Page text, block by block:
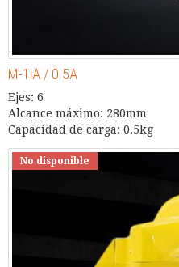
M-1iA / 0.5A
Ejes: 6
Alcance máximo: 280mm
Capacidad de carga: 0.5kg
No disponible